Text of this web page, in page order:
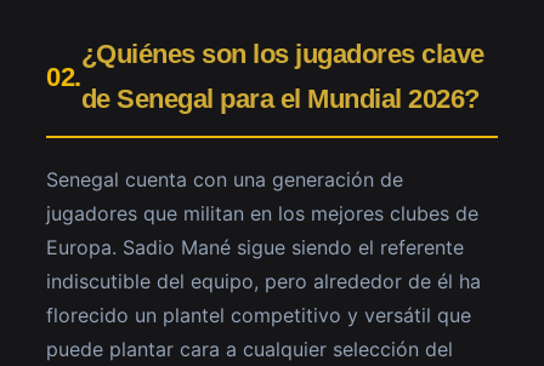
02.
¿Quiénes son los jugadores clave
de Senegal para el Mundial 2026?
Senegal cuenta con una generación de
jugadores que militan en los mejores clubes de
Europa. Sadio Mané sigue siendo el referente
indiscutible del equipo, pero alrededor de él ha
florecido un plantel competitivo y versátil que
puede plantar cara a cualquier selección del